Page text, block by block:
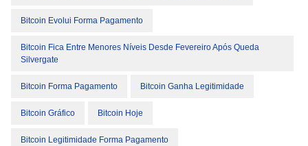
Bitcoin Evolui Forma Pagamento
Bitcoin Fica Entre Menores Níveis Desde Fevereiro Após Queda
Silvergate
Bitcoin Forma Pagamento Bitcoin Ganha Legitimidade
Bitcoin Gráfico Bitcoin Hoje
Bitcoin Legitimidade Forma Pagamento